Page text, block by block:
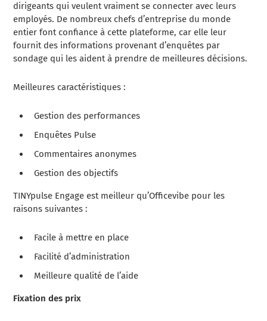
dirigeants qui veulent vraiment se connecter avec leurs
employés. De nombreux chefs d’entreprise du monde
entier font confiance à cette plateforme, car elle leur
fournit des informations provenant d’enquêtes par
sondage qui les aident à prendre de meilleures décisions.
Meilleures caractéristiques :
Gestion des performances
Enquêtes Pulse
Commentaires anonymes
Gestion des objectifs
TINYpulse Engage est meilleur qu’Officevibe pour les
raisons suivantes :
Facile à mettre en place
Facilité d’administration
Meilleure qualité de l’aide
Fixation des prix